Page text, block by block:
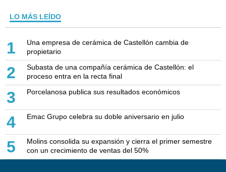
LO MÁS LEÍDO
1
Una empresa de cerámica de Castellón cambia de
propietario
2
Subasta de una compañía cerámica de Castellón: el
proceso entra en la recta final
3 Porcelanosa publica sus resultados económicos
4 Emac Grupo celebra su doble aniversario en julio
5
Molins consolida su expansión y cierra el primer semestre
con un crecimiento de ventas del 50%